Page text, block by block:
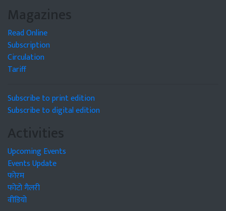
Magazines
Read Online
Subscription
Circulation
Tariff
Subscribe to print edition
Subscribe to digital edition
Activities
Upcoming Events
Events Update
फोरम
फोटो गैलरी
वीडियो